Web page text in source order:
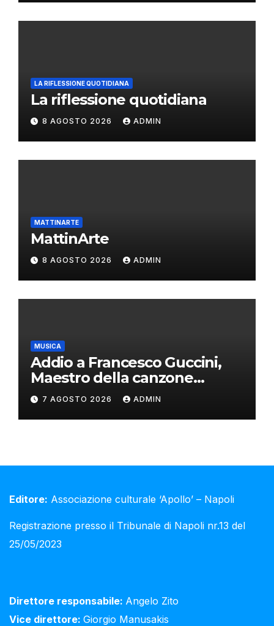
LA RIFLESSIONE QUOTIDIANA
La riflessione quotidiana
8 AGOSTO 2026 ADMIN
MATTINARTE
MattinArte
8 AGOSTO 2026 ADMIN
MUSICA
Addio a Francesco Guccini,
Maestro della canzone
d’autore
7 AGOSTO 2026 ADMIN
Editore: Associazione culturale ‘Apollo’ – Napoli
Registrazione presso il Tribunale di Napoli nr.13 del
25/05/2023
Direttore responsabile: Angelo Zito
Vice direttore: Giorgio Manusakis